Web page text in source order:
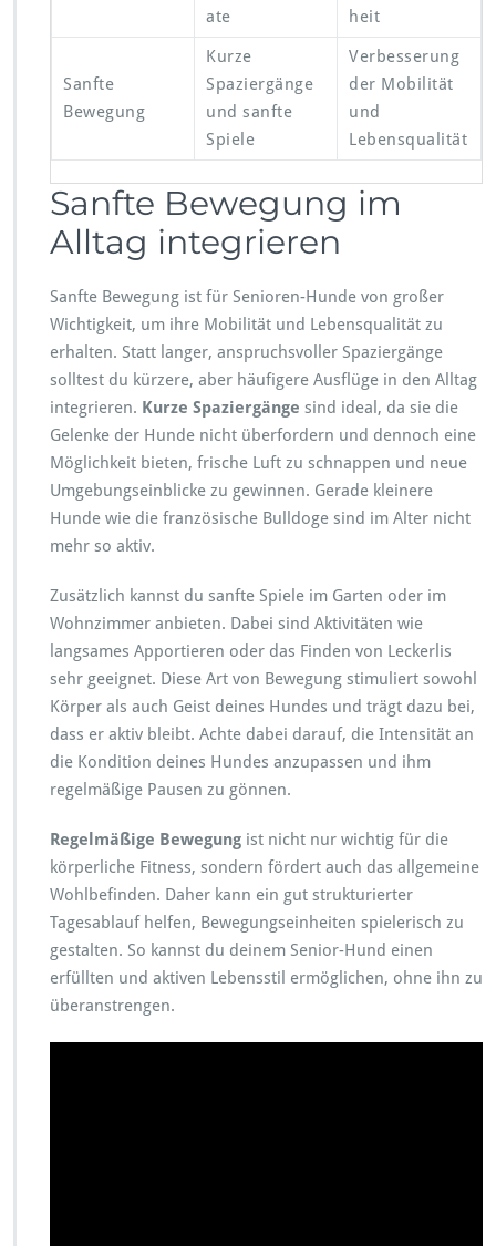
ate
heit
Sanfte
Bewegung
Kurze
Spaziergänge
und sanfte
Spiele
Verbesserung
der Mobilität
und
Lebensqualität
Sanfte Bewegung im
Alltag integrieren
Sanfte Bewegung ist für Senioren-Hunde von großer
Wichtigkeit, um ihre Mobilität und Lebensqualität zu
erhalten. Statt langer, anspruchsvoller Spaziergänge
solltest du kürzere, aber häufigere Ausflüge in den Alltag
integrieren. Kurze Spaziergänge sind ideal, da sie die
Gelenke der Hunde nicht überfordern und dennoch eine
Möglichkeit bieten, frische Luft zu schnappen und neue
Umgebungseinblicke zu gewinnen. Gerade kleinere
Hunde wie die französische Bulldoge sind im Alter nicht
mehr so aktiv.
Zusätzlich kannst du sanfte Spiele im Garten oder im
Wohnzimmer anbieten. Dabei sind Aktivitäten wie
langsames Apportieren oder das Finden von Leckerlis
sehr geeignet. Diese Art von Bewegung stimuliert sowohl
Körper als auch Geist deines Hundes und trägt dazu bei,
dass er aktiv bleibt. Achte dabei darauf, die Intensität an
die Kondition deines Hundes anzupassen und ihm
regelmäßige Pausen zu gönnen.
Regelmäßige Bewegung ist nicht nur wichtig für die
körperliche Fitness, sondern fördert auch das allgemeine
Wohlbefinden. Daher kann ein gut strukturierter
Tagesablauf helfen, Bewegungseinheiten spielerisch zu
gestalten. So kannst du deinem Senior-Hund einen
erfüllten und aktiven Lebensstil ermöglichen, ohne ihn zu
überanstrengen.